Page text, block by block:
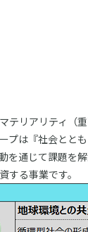
テリアリティ（重
プは『社会とと
を通じて課題を
する事業です。